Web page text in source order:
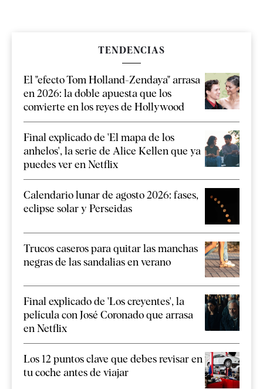
TENDENCIAS
El "efecto Tom Holland-Zendaya" arrasa
en 2026: la doble apuesta que los
convierte en los reyes de Hollywood
Final explicado de 'El mapa de los
anhelos', la serie de Alice Kellen que ya
puedes ver en Netflix
Calendario lunar de agosto 2026: fases,
eclipse solar y Perseidas
Trucos caseros para quitar las manchas
negras de las sandalias en verano
Final explicado de 'Los creyentes', la
película con José Coronado que arrasa
en Netflix
Los 12 puntos clave que debes revisar en
tu coche antes de viajar